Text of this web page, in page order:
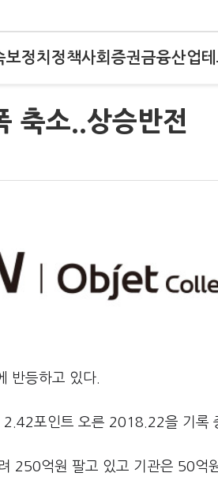
보정치 정책사회 증권금융산업
축소..상승반전
반등하고 있다.
포인트 오른 2018.22을 기록
250억원 팔고 있고 기관은 50억